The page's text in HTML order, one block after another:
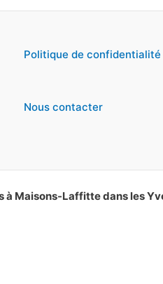
Politique de confidentialité
Nous contacter
à Maisons-Laffitte dans les